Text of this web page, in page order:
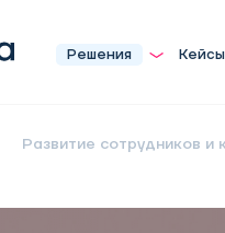
Решения Кейсы
Развитие сотрудников и